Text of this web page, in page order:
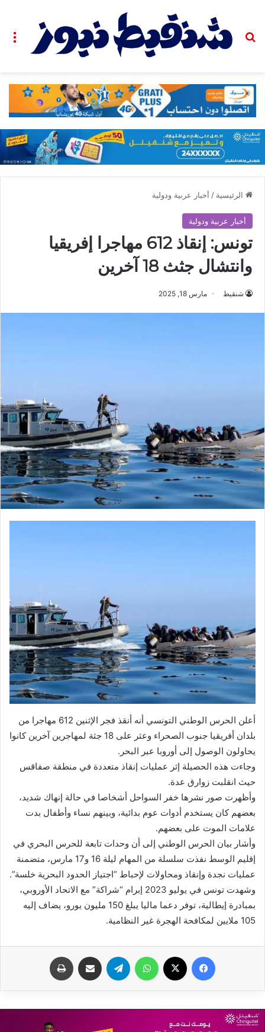
بحث عن
الرئيسية / أخبار عربية ودولية
أخبار عربية ودولية
تونس: إنقاذ 612 مهاجرا إفريقيا
وانتشال جثث 18 آخرين
شنقيط مارس 18, 2025
أعلن الحرس الوطني التونسي أنه أنقذ فجر الإثنين 612 مهاجرا من
بلدان أفريقيا جنوب الصحراء وعثر على 18 جثة لمهاجرين آخرين كانوا
يحاولون الوصول إلى أوروبا عبر البحر.
وجاءت هذه الحصيلة إثر عمليات إنقاذ متعددة في منطقة صفاقس
حيث انقلبت زوارق عدة.
وأظهرت صور نشرها خفر السواحل أشخاصا في حالة إنهاك شديد،
بعضهم كان يستخدم أدوات عوم بدائية، وبينهم نساء وأطفال بدت
علامات الموت على بعضهم.
وأشار بيان الحرس الوطني إلى أن وحدات تابعة للحرس البحري في
إقليم الوسط نفذت سلسلة من المهام ليلة 16 و17 مارس، متضمنة
عمليات نجدة وإنقاذ ومحاولات لإحباط “اجتياز الحدود البحرية خلسة”.
وشهدت تونس في يوليو 2023 إبرام “شراكة” مع الاتحاد الأوروبي،
بمبادرة إيطالية، توفر دعما ماليا يبلغ 150 مليون يورو، يضاف إليه
105 ملايين لمكافحة الهجرة غير النظامية.
فيسبوك واتساب تيلقرام مشاركة عبر البريد